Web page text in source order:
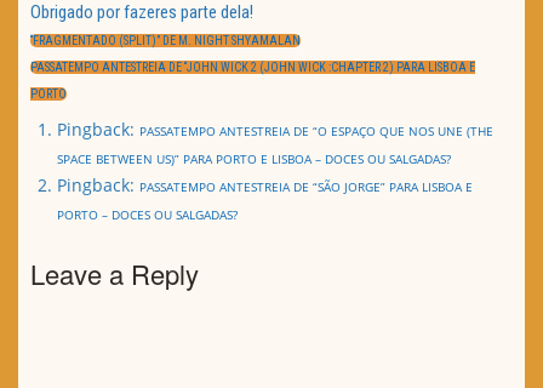
Obrigado por fazeres parte dela!
Navegação
de
artigos
PREVIOUS
“FRAGMENTADO (SPLIT)” DE M. NIGHT SHYAMALAN
NEXT
PASSATEMPO ANTESTREIA DE “JOHN WICK 2 (JOHN WICK :CHAPTER 2) PARA LISBOA E
PORTO
Pingback: PASSATEMPO ANTESTREIA DE “O ESPAÇO QUE NOS UNE (THE
SPACE BETWEEN US)” PARA PORTO E LISBOA – DOCES OU SALGADAS?
Pingback: PASSATEMPO ANTESTREIA DE “SÃO JORGE” PARA LISBOA E
PORTO – DOCES OU SALGADAS?
Leave a Reply